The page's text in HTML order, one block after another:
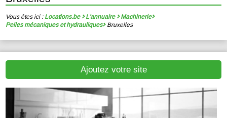
Vous êtes ici : Locations.be L'annuaire
Machinerie
Pelles mécaniques et hydrauliques
Bruxelles
Ajoutez votre site